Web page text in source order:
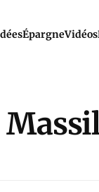
ÉpargneVidéos